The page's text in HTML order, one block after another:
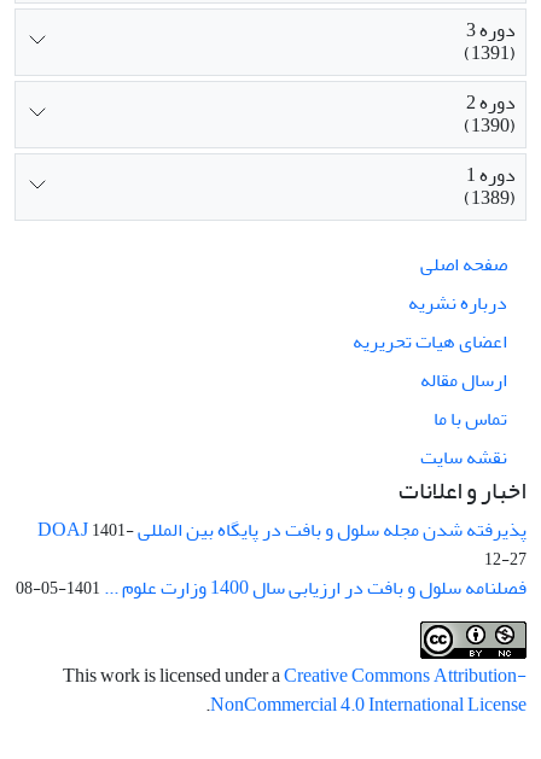
دوره 3
(1391)
دوره 2
(1390)
دوره 1
(1389)
صفحه اصلی
درباره نشریه
اعضای هیات تحریریه
ارسال مقاله
تماس با ما
نقشه سایت
اخبار و اعلانات
پذیرفته شدن مجله سلول و بافت در پایگاه بین المللی DOAJ1401-
12-27
فصلنامه سلول و بافت در ارزیابی سال 1400 وزارت علوم ... 1401-05-08
This work is licensed under aCreative Commons Attribution-
NonCommercial 4.0 International License
.